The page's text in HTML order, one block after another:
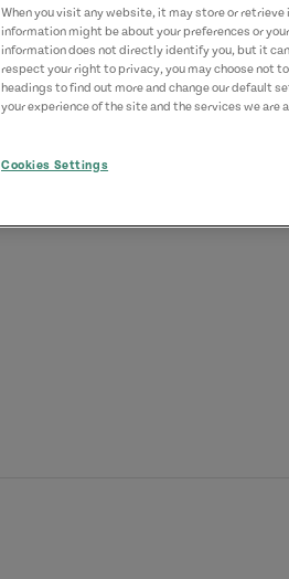
When you visit any website, it may store or
information might be about your preferences or
information does not directly identify you, but it
respect your right to privacy, you may choose not
headings to find out more and change our default
your experience of the site and the services we are
Cookies Settings